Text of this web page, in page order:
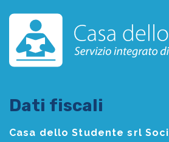
Dati fiscali
Casa dello Studente srl